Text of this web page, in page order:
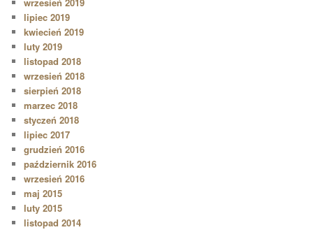
lipiec 2019
kwiecień 2019
luty 2019
listopad 2018
wrzesień 2018
sierpień 2018
marzec 2018
styczeń 2018
lipiec 2017
grudzień 2016
październik 2016
wrzesień 2016
maj 2015
luty 2015
listopad 2014